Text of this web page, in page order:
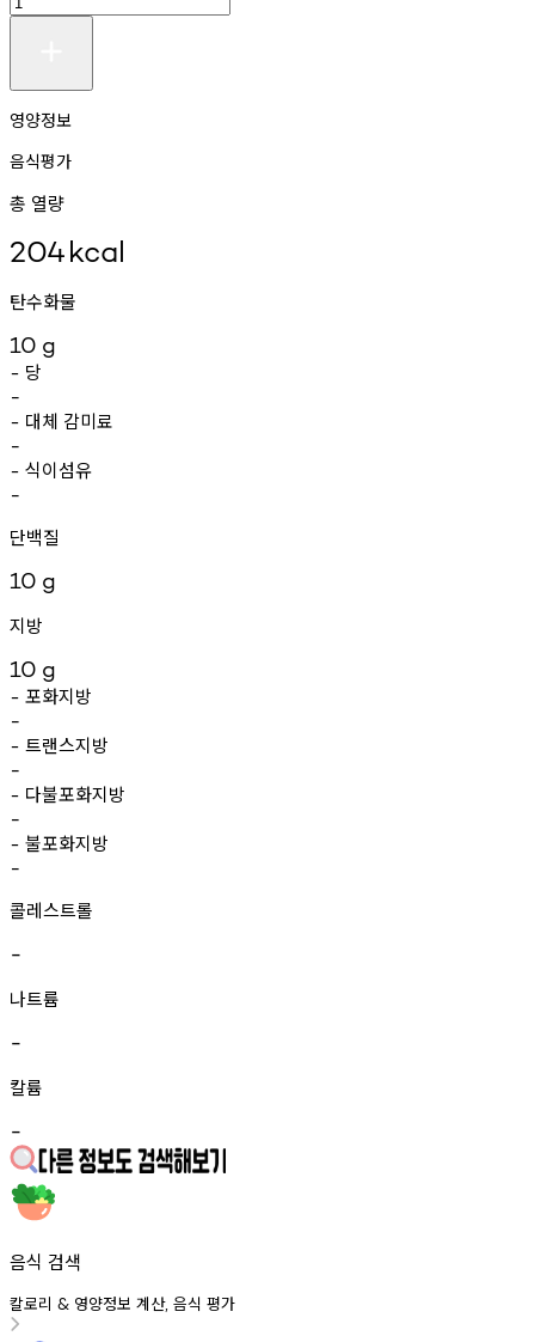
영양정보
음식평가
총 열량
204kcal
탄수화물
10 g
- 당
-
- 대체 감미료
-
- 식이섬유
-
단백질
10 g
지방
10 g
- 포화지방
-
- 트랜스지방
-
- 다불포화지방
-
- 불포화지방
-
콜레스트롤
-
나트륨
-
칼륨
-
음식 검색
칼로리 & 영양정보 계산, 음식 평가